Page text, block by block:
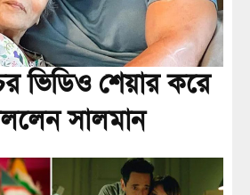
ভিডিও শেয়ার করে
সালমান